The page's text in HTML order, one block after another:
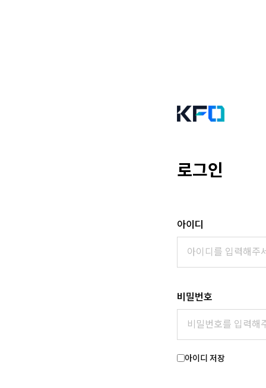
로그인
아이디
비밀번호
아이디 저장